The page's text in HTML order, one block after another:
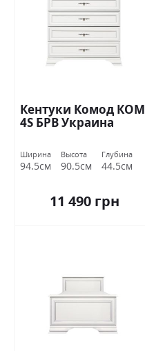
Кентуки Комод КОМ
4S БРВ Украина
Ширина
94.5см
Высота
90.5см
Глубина
44.5см
11 490 грн